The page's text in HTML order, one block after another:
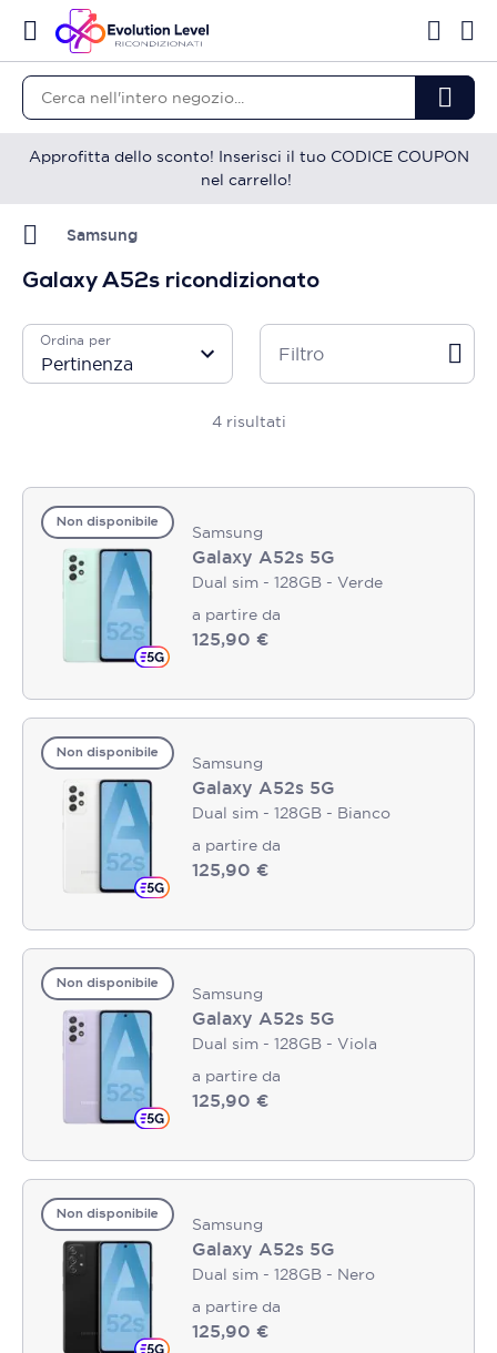
Approfitta dello sconto! Inserisci il tuo CODICE COUPON
nel carrello!
Samsung
Galaxy A52s ricondizionato
4risultati
Ordina per
Filtro
Non disponibile Samsung
Galaxy A52s 5G
Dual sim - 128GB - Verde
a partire da
125,90 €
Non disponibile Samsung
Galaxy A52s 5G
Dual sim - 128GB - Bianco
a partire da
125,90 €
Non disponibile Samsung
Galaxy A52s 5G
Dual sim - 128GB - Viola
a partire da
125,90 €
Non disponibile Samsung
Galaxy A52s 5G
Dual sim - 128GB - Nero
a partire da
125,90 €